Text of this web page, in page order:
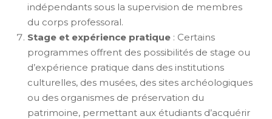
indépendants sous la supervision de membres
du corps professoral.
Stage et expérience pratique : Certains
programmes offrent des possibilités de stage ou
d’expérience pratique dans des institutions
culturelles, des musées, des sites archéologiques
ou des organismes de préservation du
patrimoine, permettant aux étudiants d’acquérir